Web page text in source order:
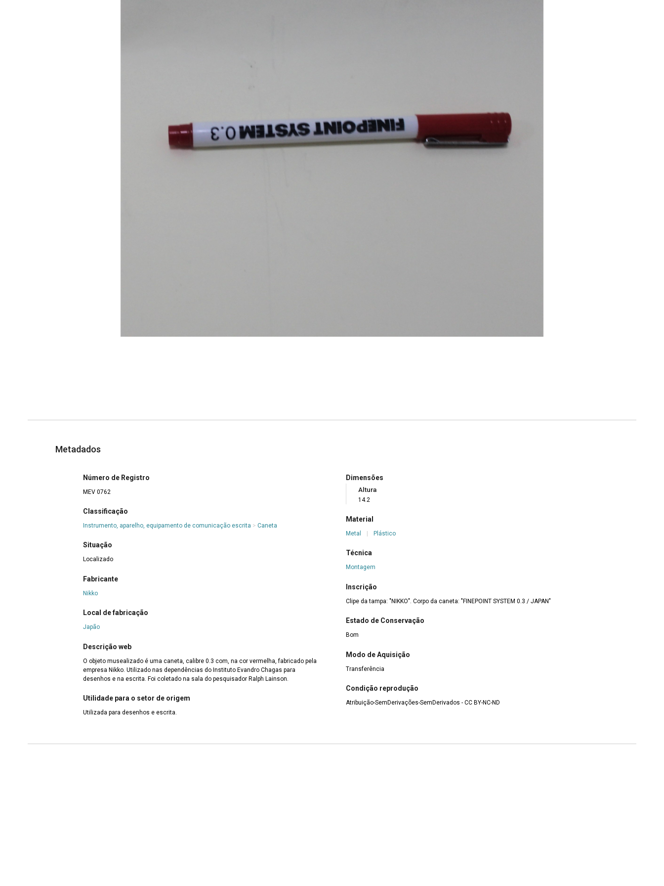
Metadados
Número de Registro
MEV 0762
Classificação
Instrumento, aparelho, equipamento de comunicação escrita > Caneta
Situação
Localizado
Fabricante
Nikko
Local de fabricação
Japão
Descrição web
O objeto musealizado é uma caneta, calibre 0.3 com, na cor vermelha, fabricado pela
empresa Nikko. Utilizado nas dependências do Instituto Evandro Chagas para
desenhos e na escrita. Foi coletado na sala do pesquisador Ralph Lainson.
Utilidade para o setor de origem
Utilizada para desenhos e escrita.
Dimensões
Altura
14.2
Material
Metal Plástico
Técnica
Montagem
Inscrição
Clipe da tampa: "NIKKO". Corpo da caneta: "FINEPOINT SYSTEM 0.3 / JAPAN"
Estado de Conservação
Bom
Modo de Aquisição
Transferência
Condição reprodução
Atribuição-SemDerivações-SemDerivados - CC BY-NC-ND